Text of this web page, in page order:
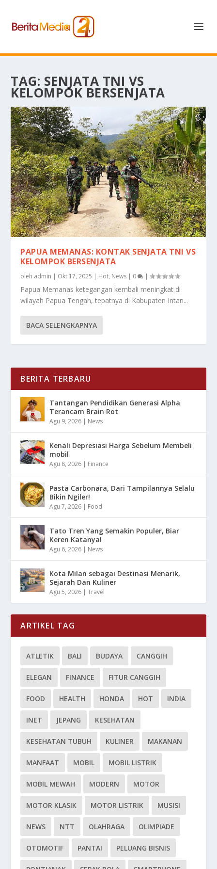
TAG: SENJATA TNI VS
KELOMPOK BERSENJATA
PAPUA MEMANAS: KONTAK SENJATA TNI VS
KELOMPOK BERSENJATA
oleh admin | Okt 17, 2025 | Hot, News | 0 |
Papua Memanas ketegangan kembali meningkat di
wilayah Papua Tengah, tepatnya di Kabupaten Intan...
BACA SELENGKAPNYA
BERITA TERBARU
Tantangan Pendidikan Generasi Alpha
Terancam Brain Rot
Agu 9, 2026 | News
Kenali Depresiasi Harga Sebelum Membeli
mobil
Agu 8, 2026 | Finance
Pasta Carbonara, Dari Tampilannya Selalu
Bikin Ngiler!
Agu 7, 2026 | Food
Tato Tren Yang Semakin Populer, Biar
Keren Katanya!
Agu 6, 2026 | News
Kota Milan sebagai Destinasi Menarik,
Sejarah Dan Kuliner
Agu 5, 2026 |Travel
ARTIKEL TAG
ATLETIK BALI BUDAYA CANGGIH
ELEGAN FINANCE FITUR CANGGIH
FOOD HEALTH HONDA HOT INDIA
INET JEPANG KESEHATAN
KESEHATAN TUBUH KULINER MAKANAN
MANFAAT MOBIL MOBIL LISTRIK
MOBIL MEWAH MODERN MOTOR
MOTOR KLASIK MOTOR LISTRIK MUSISI
NEWS NTT OLAHRAGA OLIMPIADE
OTOMOTIF PANTAI PELUANG BISNIS